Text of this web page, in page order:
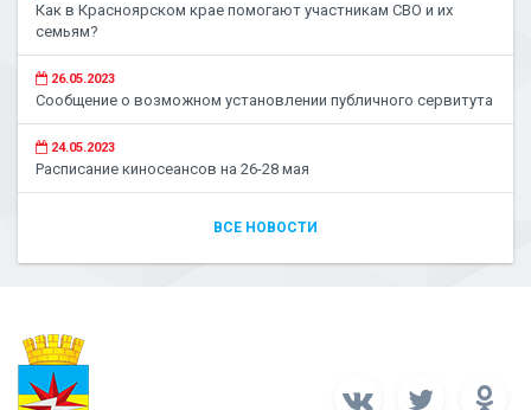
Как в Красноярском крае помогают участникам СВО и их
семьям?
26.05.2023
Сообщение о возможном установлении публичного сервитута
24.05.2023
Расписание киносеансов на 26-28 мая
ВСЕ НОВОСТИ